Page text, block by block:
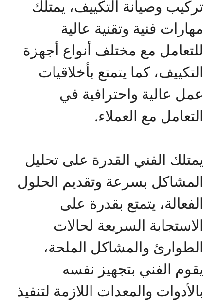
تركيب وصيانة التكييف، يمتلك
مهارات فنية وتقنية عالية
للتعامل مع مختلف أنواع أجهزة
التكييف، كما يتمتع بأخلاقيات
عمل عالية واحترافية في
التعامل مع العملاء.
يمتلك الفني القدرة على تحليل
المشاكل بسرعة وتقديم الحلول
الفعالة، يتمتع بقدرة على
الاستجابة السريعة لحالات
الطوارئ والمشاكل الملحة،
يقوم الفني بتجهيز نفسه
بالأدوات والمعدات اللازمة لتنفيذ